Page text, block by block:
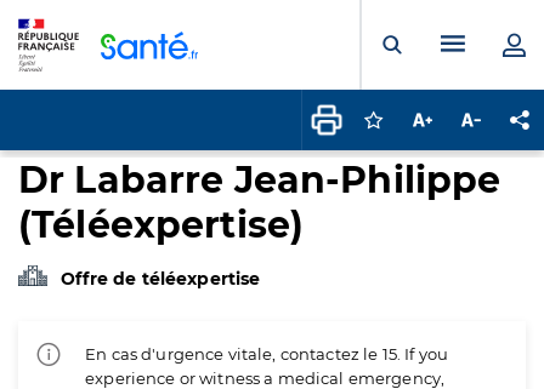
Ouvrir laMenu
Connectez-vous
Augmenter la
Dr Labarre Jean-Philippe
(Téléexpertise)
Offre de téléexpertise
En cas d'urgence vitale, contactez le 15. If you
experience or witness a medical emergency,